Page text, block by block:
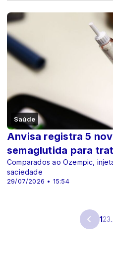
Saúde
29/07/2026 • 15:54
Anvisa registra 5
semaglutida para
Comparados ao Ozempic,
saciedade
123